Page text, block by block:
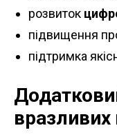
розвиток
підвищення
підтримка
вразливих